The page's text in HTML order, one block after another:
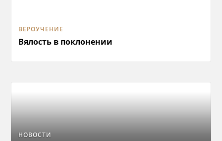
ВЕРОУЧЕНИЕ
Вялость в поклонении
НОВОСТИ